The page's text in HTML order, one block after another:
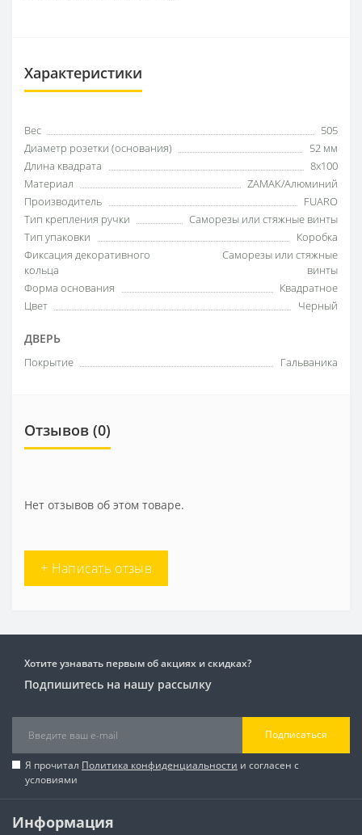
Характеристики
Вес
505
Диаметр розетки (основания)
52 мм
Длина квадрата
8x100
Материал
ZAMAK/Алюминий
Производитель
FUARO
Тип крепления ручки
Саморезы или стяжные винты
Тип упаковки
Коробка
Фиксация декоративного
кольца
Саморезы или стяжные
винты
Форма основания
Квадратное
Цвет
Черный
ДВЕРЬ
Покрытие Гальваника
Отзывов (0)
Нет отзывов об этом товаре.
+ Написать отзыв
Хотите узнавать первым об акциях и скидках?
Подпишитесь на нашу рассылку
Подписаться
Я прочитал Политика конфиденциальности и согласен с
условиями
Информация